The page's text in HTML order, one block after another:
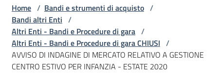
telematici
L'Agenzia
Home / Bandi e strumenti di acquisto /
Bandi altri Enti /
Altri Enti - Bandi e Procedure di gara /
Altri Enti - Bandi e Procedure di gara CHIUSI /
AVVISO DI INDAGINE DI MERCATO RELATIVO A GESTIONE
CENTRO ESTIVO PER INFANZIA - ESTATE 2020